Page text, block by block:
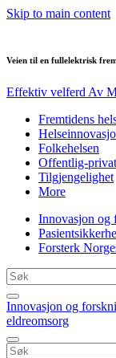
Skip to main content
Veien til en fullelektrisk
Effektiv velferd Av
Fremtidens
Folkehelsen
Offentlig-
Tilgjengelighet
More
Innovasjon og
Forsterk
Innovasjon og
eldreomsorg